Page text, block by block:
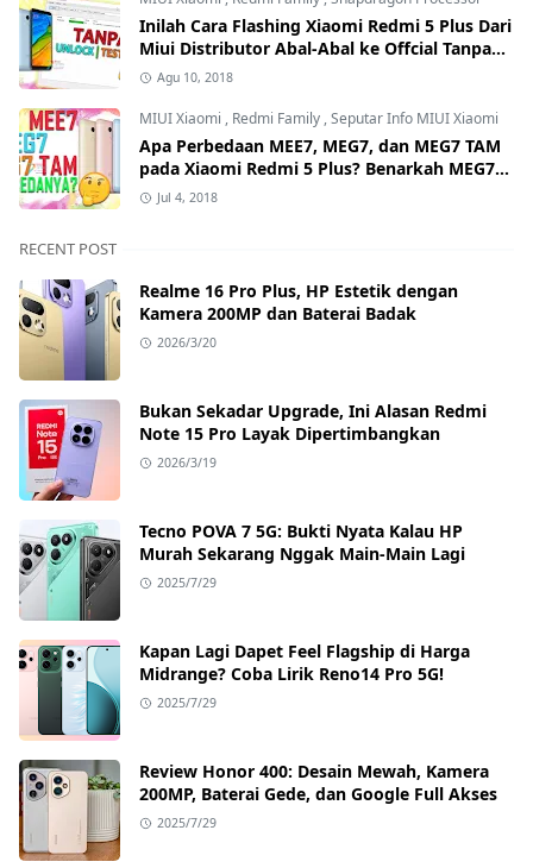
Inilah Cara Flashing Xiaomi Redmi 5 Plus Dari
Miui Distributor Abal-Abal ke Offcial Tanpa
Test Point dan Tanpa Unlock Bootloader
Agu 10, 2018
MIUI Xiaomi , Redmi Family ,Seputar Info MIUI Xiaomi
Apa Perbedaan MEE7, MEG7, dan MEG7 TAM
pada Xiaomi Redmi 5 Plus? Benarkah MEG7
TAM Tidak Bisa Unlock Bootloader?
Jul 4, 2018
RECENT POST
Realme 16 Pro Plus, HP Estetik dengan
Kamera 200MP dan Baterai Badak
2026/3/20
Bukan Sekadar Upgrade, Ini Alasan Redmi
Note 15 Pro Layak Dipertimbangkan
2026/3/19
Tecno POVA 7 5G: Bukti Nyata Kalau HP
Murah Sekarang Nggak Main-Main Lagi
2025/7/29
Kapan Lagi Dapet Feel Flagship di Harga
Midrange? Coba Lirik Reno14 Pro 5G!
2025/7/29
Review Honor 400: Desain Mewah, Kamera
200MP, Baterai Gede, dan Google Full Akses
2025/7/29